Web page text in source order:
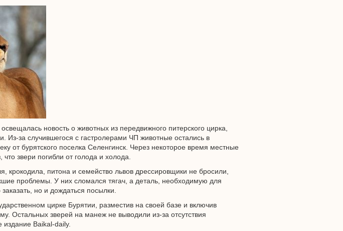
новость о животных из передвижного питерского цирка,
Из-за случившегося с гастролерами ЧП животные остались в
от бурятского поселка Селенгинск. Через некоторое время местные
звери погибли от голода и холода.
крокодила, питона и семейство львов дрессировщики не бросили,
проблемы. У них сломался тягач, а деталь, необходимую для
но и дождаться посылки.
цирке Бурятии, разместив на своей базе и включив
Остальных зверей на манеж не выводили из-за отсутствия
издание Baikal-daily.